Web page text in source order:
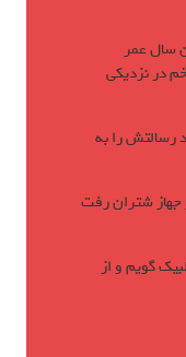
سال عمر
در نزديکی
رسالتش را به
جهاز شتران رفت
گويم و از